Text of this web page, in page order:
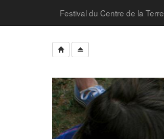
Festival du Centre de la Terre